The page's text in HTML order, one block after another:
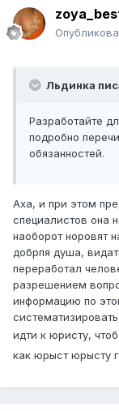
Льдинка
Разработайте
подробно
обязанностей.
Аха, и при этом
специалистов она
наоборот норовят
добрпя душа,
переработал
разрешением
информацию по
идти к юристу,
как юрыст юрысту